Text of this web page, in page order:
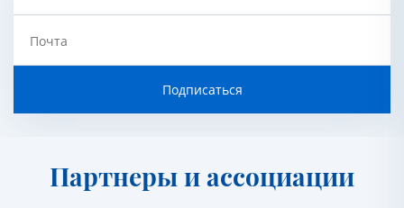
Почта
Подписаться
Партнеры и ассоциации